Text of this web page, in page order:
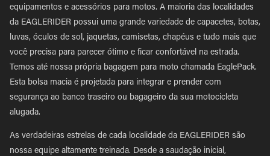
equipamentos e acessórios para motos. A maioria das localidades
da EAGLERIDER possui uma grande variedade de capacetes, botas,
luvas, óculos de sol, jaquetas, camisetas, chapéus e tudo mais que
você precisa para parecer ótimo e ficar confortável na estrada.
Temos até nossa própria bagagem para moto chamada EaglePack.
Esta bolsa macia é projetada para integrar e prender com
segurança ao banco traseiro ou bagageiro da sua motocicleta
alugada.
As verdadeiras estrelas de cada localidade da EAGLERIDER são
nossa equipe altamente treinada. Desde a saudação inicial,